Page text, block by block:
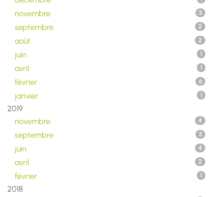
novembre 3
septembre 2
août 2
juin 1
avril 1
février 6
janvier 1
2019
novembre
4
septembre 3
juin 4
avril 2
février 1
2018